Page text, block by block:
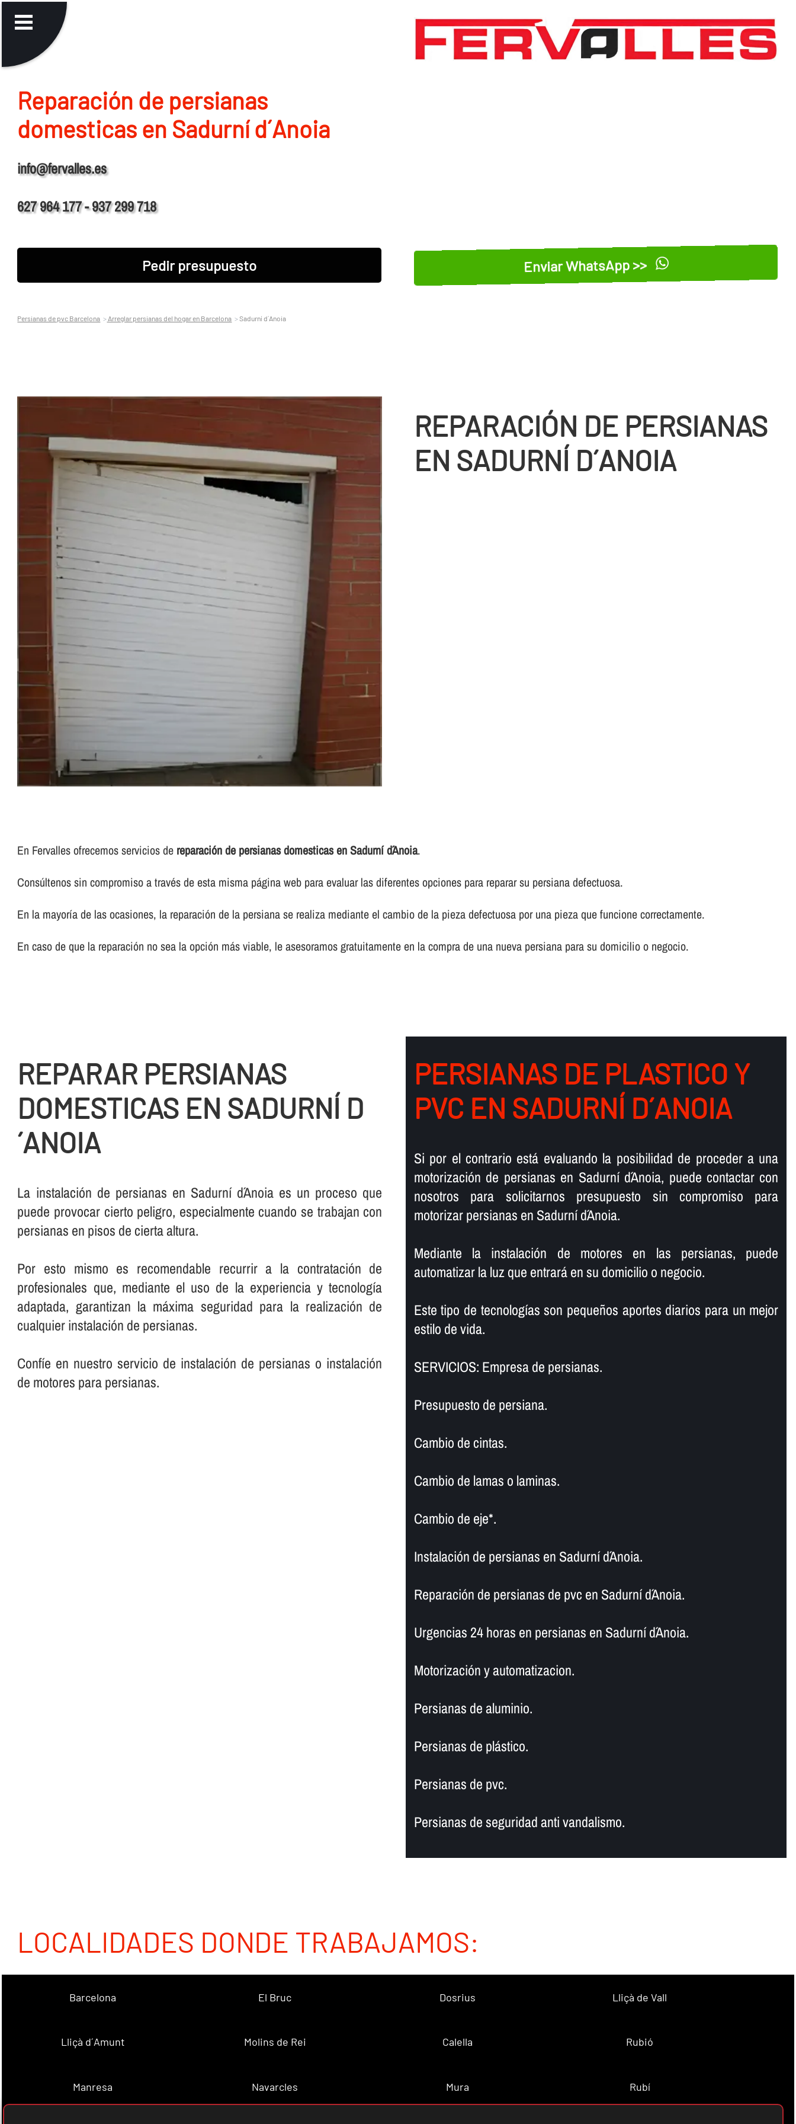
Reparación de persianas
domesticas en Sadurní d´Anoia
info@fervalles.es
627 964 177 - 937 299 718
Pedir presupuesto Enviar WhatsApp >>
Persianas de pvc Barcelona Arreglar persianas del hogar en Barcelona Sadurní d´Anoia
REPARACIÓN DE PERSIANAS
EN SADURNÍ D´ANOIA
En Fervalles ofrecemos servicios de reparación de persianas domesticas en Sadurní d´Anoia.
Consúltenos sin compromiso a través de esta misma página web para evaluar las diferentes opciones para reparar su persiana defectuosa.
En la mayorí­a de las ocasiones, la reparación de la persiana se realiza mediante el cambio de la pieza defectuosa por una pieza que funcione correctamente.
En caso de que la reparación no sea la opción más viable, le asesoramos gratuitamente en la compra de una nueva persiana para su domicilio o negocio.
REPARAR PERSIANAS
DOMESTICAS EN SADURNÍ D
´ANOIA
La instalación de persianas en Sadurní d´Anoia es un proceso que
puede provocar cierto peligro, especialmente cuando se trabajan con
persianas en pisos de cierta altura.
Por esto mismo es recomendable recurrir a la contratación de
profesionales que, mediante el uso de la experiencia y tecnologí­a
adaptada, garantizan la máxima seguridad para la realización de
cualquier instalación de persianas.
Confí­e en nuestro servicio de instalación de persianas o instalación
de motores para persianas.
PERSIANAS DE PLASTICO Y
PVC EN SADURNÍ D´ANOIA
Si por el contrario está evaluando la posibilidad de proceder a una
motorización de persianas en Sadurní d´Anoia, puede contactar con
nosotros para solicitarnos presupuesto sin compromiso para
motorizar persianas en Sadurní d´Anoia.
Mediante la instalación de motores en las persianas, puede
automatizar la luz que entrará en su domicilio o negocio.
Este tipo de tecnologí­as son pequeños aportes diarios para un mejor
estilo de vida.
SERVICIOS: Empresa de persianas.
Presupuesto de persiana.
Cambio de cintas.
Cambio de lamas o laminas.
Cambio de eje*.
Instalación de persianas en Sadurní d´Anoia.
Reparación de persianas de pvc en Sadurní d´Anoia.
Urgencias 24 horas en persianas en Sadurní d´Anoia.
Motorización y automatizacion.
Persianas de aluminio.
Persianas de plástico.
Persianas de pvc.
Persianas de seguridad anti vandalismo.
LOCALIDADES DONDE TRABAJAMOS:
Barcelona El Bruc Dosrius Lliçà de Vall
Lliçà d´Amunt Molins de Rei Calella Rubió
Manresa Navarcles Mura Rubí